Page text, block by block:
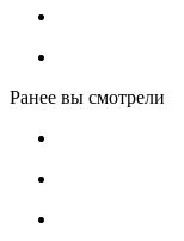
Ранее вы смотрели